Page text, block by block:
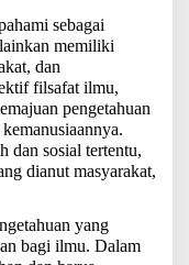
sebagai
memiliki
dan
filsafat ilmu,
pengetahuan
dan sosial tertentu,
dianut masyarakat,
yang
bagi ilmu. Dalam